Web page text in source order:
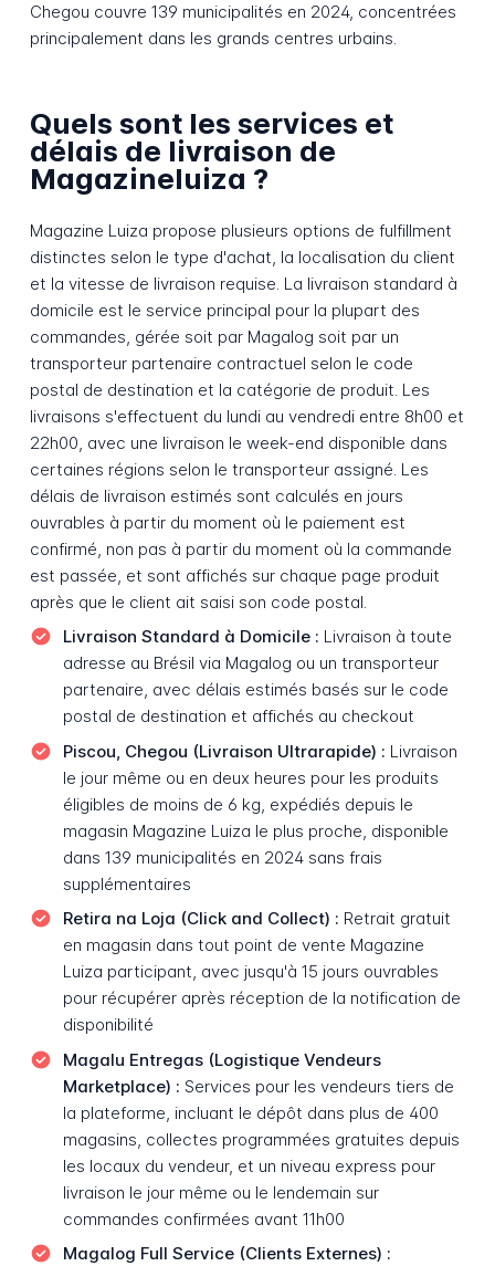
Chegou couvre 139 municipalités en 2024, concentrées
principalement dans les grands centres urbains.
Quels sont les services et
délais de livraison de
Magazineluiza ?
Magazine Luiza propose plusieurs options de fulfillment
distinctes selon le type d'achat, la localisation du client
et la vitesse de livraison requise. La livraison standard à
domicile est le service principal pour la plupart des
commandes, gérée soit par Magalog soit par un
transporteur partenaire contractuel selon le code
postal de destination et la catégorie de produit. Les
livraisons s'effectuent du lundi au vendredi entre 8h00 et
22h00, avec une livraison le week-end disponible dans
certaines régions selon le transporteur assigné. Les
délais de livraison estimés sont calculés en jours
ouvrables à partir du moment où le paiement est
confirmé, non pas à partir du moment où la commande
est passée, et sont affichés sur chaque page produit
après que le client ait saisi son code postal.
Livraison Standard à Domicile : Livraison à toute
adresse au Brésil via Magalog ou un transporteur
partenaire, avec délais estimés basés sur le code
postal de destination et affichés au checkout
Piscou, Chegou (Livraison Ultrarapide) : Livraison
le jour même ou en deux heures pour les produits
éligibles de moins de 6 kg, expédiés depuis le
magasin Magazine Luiza le plus proche, disponible
dans 139 municipalités en 2024 sans frais
supplémentaires
Retira na Loja (Click and Collect) : Retrait gratuit
en magasin dans tout point de vente Magazine
Luiza participant, avec jusqu'à 15 jours ouvrables
pour récupérer après réception de la notification de
disponibilité
Magalu Entregas (Logistique Vendeurs
Marketplace) : Services pour les vendeurs tiers de
la plateforme, incluant le dépôt dans plus de 400
magasins, collectes programmées gratuites depuis
les locaux du vendeur, et un niveau express pour
livraison le jour même ou le lendemain sur
commandes confirmées avant 11h00
Magalog Full Service (Clients Externes) :